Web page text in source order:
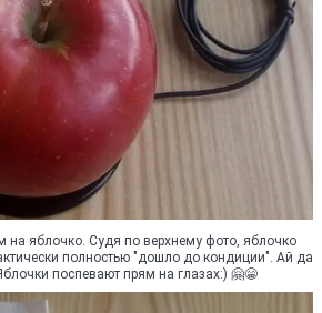
на яблочко. Судя по верхнему фото, яблочко
полностью "дошло до кондиции". Ай да
поспевают прям на глазах:) 🤗😁